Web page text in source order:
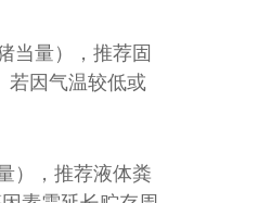
当量），推荐固
若因气温较低或
），推荐液体粪